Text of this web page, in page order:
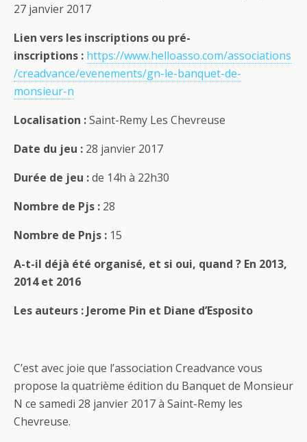
27 janvier 2017
Lien vers les inscriptions ou pré-
inscriptions : https://www.helloasso.com/associations
/creadvance/evenements/gn-le-banquet-de-
monsieur-n
Localisation :Saint-Remy Les Chevreuse
Date du jeu : 28 janvier 2017
Durée de jeu :de 14h à 22h30
Nombre de Pjs : 28
Nombre de Pnjs : 15
A-t-il déjà été organisé, et si oui, quand ? En 2013,
2014 et 2016
Les auteurs : Jerome Pin et Diane d’Esposito
C’est avec joie que l’association Creadvance vous
propose la quatrième édition du Banquet de Monsieur
N ce samedi 28 janvier 2017 à Saint-Remy les
Chevreuse.